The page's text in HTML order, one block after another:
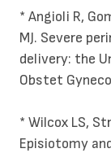
* Angioli R,
MJ. Severe
delivery: the
Obstet
* Wilcox LS,
Episiotomy